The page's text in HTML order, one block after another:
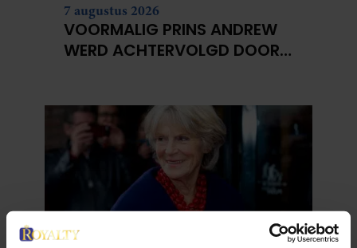
7 augustus 2026
VOORMALIG PRINS ANDREW
WERD ACHTERVOLGD DOOR